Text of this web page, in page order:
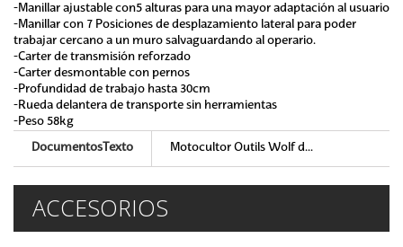
-Manillar ajustable con5 alturas para una mayor adaptación al usuario
-Manillar con 7 Posiciones de desplazamiento lateral para poder
trabajar cercano a un muro salvaguardando al operario.
-Carter de transmisión reforzado
-Carter desmontable con pernos
-Profundidad de trabajo hasta 30cm
-Rueda delantera de transporte sin herramientas
-Peso 58kg
DocumentosTexto Motocultor Outils Wolf d...
ACCESORIOS